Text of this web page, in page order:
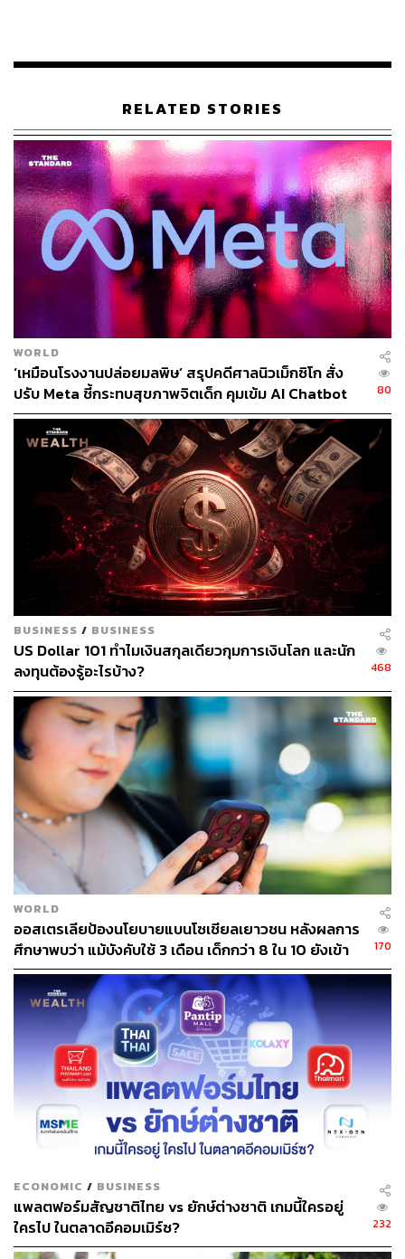
บริหารธุรกิจให้อยู่รอดทุกยุคสมัยได้กันแน่ THE STANDARD
หน้าที่เทคโนโลยี (Chief Technology Officer – CTO) เว็บไซต์
Pantip.com มาไขทุกข้อสงสัยข้างต้นว่า อะไรคือปัจจัยสู่
ความสำเร็จที่ทำให้พันทิปยืนหยัดมาจนถึงวันนี้
ไม่มีใครรู้ในทุกสิ่ง เรารู้ในสิ่งที่ผู้อื่นอาจจะไม่รู้
เช่นเดียวกับที่เราอาจจะไม่รู้ในสิ่งที่ผู้อื่นรู้ พัน
ทิป คือพื้นที่สำหรับการแบ่งปันความรู้กัน
ยกเครื่องเว็บบอร์ด ปั้นชุมชนออนไลน์ของคนไทยที่ต้อง ‘คอม
เมนต์ได้ ไม่มีสะดุด’
เมื่อถามถึงโจทย์ที่เขาได้รับตอนเข้าทำงานครั้งแรก บอย
อภิศิลป์ เล่าให้เราฟังว่า เขาเข้ามาทำงานกับพันทิปด้วยกันถึง
สองรอบ ครั้งแรกคือปี 2540 หลังเว็บเปิดมา 1 ปี เป็นช่วงที่
คอมมูนิตี้เริ่มโต และเรียกแขกที่ไม่ได้รับเชิญเข้ามาป่วน
ทำให้กระทู้ตกหายจำนวนมาก เขาไม่ได้ร่อนใบสมัคร
โดยตรง แต่อาสาเขียนโปรแกรมป้องกันการฟลัดกระทู้ขึ้นมา
เอง แล้วส่งไปหา วันฉัตรผดุงรัตน์ผู้ก่อตั้งเว็บ Pantip.com
แห่งบริษัทอินเตอร์เน็ต มาร์เก็ตติง จำกัด ซึ่งชักชวนเขามา
ร่วมงานทันที
เขาเริ่มต้นทำงานตั้งแต่พันทิปยังเป็นธุรกิจสตาร์ทอัพ (ซึ่ง
ยังไม่เป็นกระแสนิยมในตอนนั้น) วางโครงสร้างพื้นฐานและ
ระบบหลังบ้านประมาณ 7 ปี ก่อนจะออกไปหาประสบการณ์
เพิ่มเติม
“ตอนนั้น ผมไม่ได้เป็นคนรับโจทย์ แต่ว่าเป็นคนกำหนด
โจทย์ว่าจะทำอะไร เราต้องพัฒนาตัวโปรแกรมให้มันดีขึ้น
ป้องกันตัวป่วนตัวเกรียนต่างๆ ตรวจจับคำหยาบ ป้องกันสแปม
ต่างๆ ได้ รวมทั้งดูแลเรื่องโครงสร้างพื้นฐานของเว็บไปจนถึง
ตัวระบบของเว็บเลย
“พอกลับมาอีกรอบหนึ่ง ก็มาพร้อมกับโจทย์เหมือนกัน” อภิ
ศิลป์เล่าต่อว่า โจทย์ใหม่ของเขามีตั้งแต่ปัญหาเชิงเทคนิค มา
จนถึงการปรับภาพลักษณ์แบรนด์ ซึ่งทำให้เขาขยับมาดูเรื่อง
มาร์เก็ตติ้งควบคู่ไปด้วย เพื่อรักษาฐานผู้ใช้งานเดิมและดึงดูด
กลุ่มคนรุ่นใหม่ ด้วยกลยุทธ์ Pantip3G
เข้ามา เลยอยากปรับปรุงเว็บ โดยที่มีโจทย์มาสองข้อว่า ทำ
อย่างไรก็ได้ให้ หนึ่ง เก็บกระทู้ได้ตลอดเวลา เพราะสมัยก่อน
เราไม่มีพื้นที่เก็บข้อมูลเยอะ เนื่องจากราคามันสูง ทำให้ต้อง
RELATED STORIES
WORLD
‘เหมือนโรงงานปล่อยมลพิษ’ สรุปคดีศาลนิวเม็กซิโก สั่ง
ปรับ Meta ชี้กระทบสุขภาพจิตเด็ก คุมเข้ม AI Chatbot
80
BUSINESS / BUSINESS
US Dollar 101 ทำไมเงินสกุลเดียวกุมการเงินโลก และนัก
ลงทุนต้องรู้อะไรบ้าง?
468
WORLD
ออสเตรเลียป้องนโยบายแบนโซเชียลเยาวชน หลังผลการ
ศึกษาพบว่า แม้บังคับใช้ 3 เดือน เด็กกว่า 8 ใน 10 ยังเข้า
ถึง
170
ECONOMIC / BUSINESS
แพลตฟอร์มสัญชาติไทย vs ยักษ์ต่างชาติ เกมนี้ใครอยู่
ใครไป ในตลาดอีคอมเมิร์ซ?
232